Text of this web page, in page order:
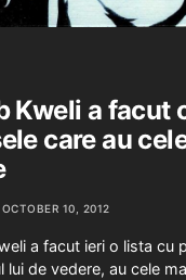
Kweli a facut
care au
OCTOBER 10, 2012
a facut ieri o lista cu
lui de vedere, au cele